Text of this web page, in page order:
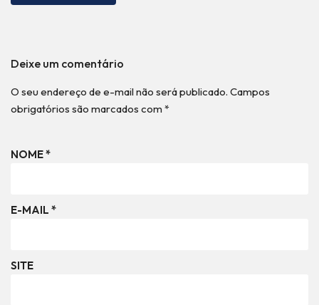
Deixe um comentário
O seu endereço de e-mail não será publicado. Campos
obrigatórios são marcados com *
NOME*
E-MAIL *
SITE